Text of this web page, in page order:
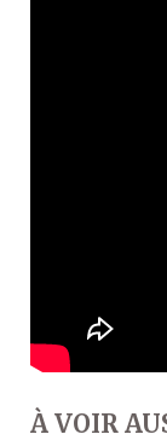
À VOIR